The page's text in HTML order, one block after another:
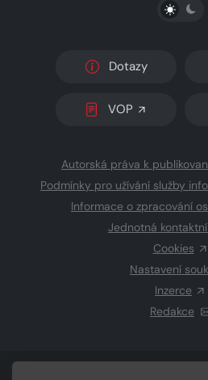
Dotazy
VOP
Autorská práva k
Podmínky pro užívání služby
Informace o zpracování
Jednotná
Cookies
Nastavení
Inzerce
Redakce
CZECH NEWS